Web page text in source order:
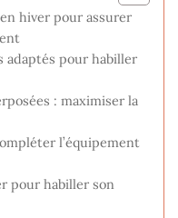
hiver pour assurer
adaptés pour habiller
: maximiser la
l’équipement
pour habiller son